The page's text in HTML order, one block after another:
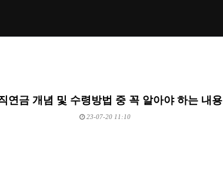
연금 개념 및 수령방법 중 꼭 알아야 하는 내용
23-07-20 11:10